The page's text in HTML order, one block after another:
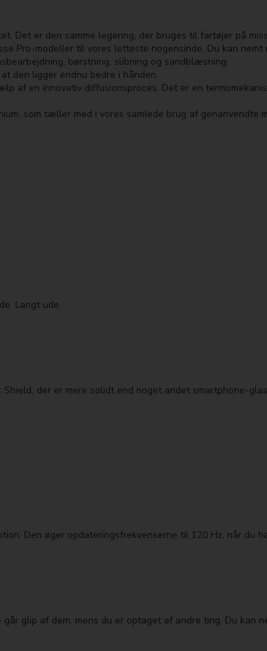
Det er den samme legering, der bruges til fartøjer på
Pro-modeller til vores letteste nogen­sinde. Du kan
børstning, slibning og sandblæsning.
den ligger endnu bedre i hånden.
af en innovativ diffusionsproces. Det er en
som tæller med i vores samlede brug af
Langt ude.
der er mere solidt end noget andet smartphone-
Den øger opdaterings­frekvenserne til 120 Hz, når
glip af dem, mens du er optaget af andre ting. Du